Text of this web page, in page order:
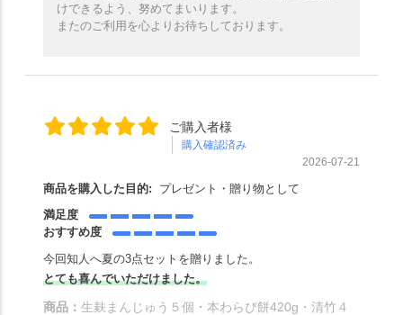
けできるよう、努めてまいります。
またのご利用を心よりお待ちしております。
ご購入者様
購入確認済み
2026-07-21
商品を購入した目的:
プレゼント・贈り物として
満足度
おすすめ度
今回知人へ夏の3点セットを贈りました。
とても喜んでいただけました。
商品： 生麸まんじゅう５個・本わらび餅420g・清竹４